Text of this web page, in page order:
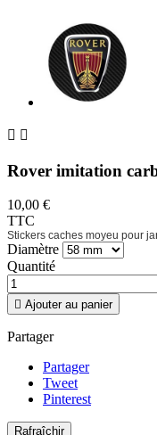
 
Rover imitation
10,00 €
TTC
Stickers caches moyeu pour
Diamètre
Quantité
 Ajouter au panier
Partager
Partager
Tweet
Pinterest